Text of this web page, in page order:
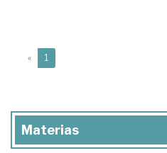
« 1
Materias